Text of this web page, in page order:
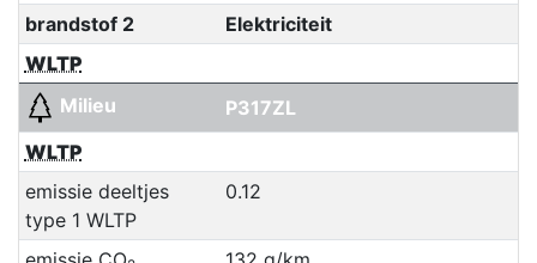
brandstof 2
Elektriciteit
WLTP
Milieu
P317ZL
WLTP
emissie deeltjes
type 1 WLTP
0.12